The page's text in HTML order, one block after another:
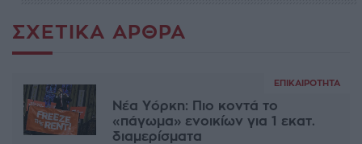
ΣΧΕΤΙΚΆ ΆΡΘΡΑ
ΕΠΙΚΑΙΡΌΤΗΤΑ
Νέα Υόρκη: Πιο κοντά το
«πάγωμα» ενοικίων για 1 εκατ.
διαμερίσματα